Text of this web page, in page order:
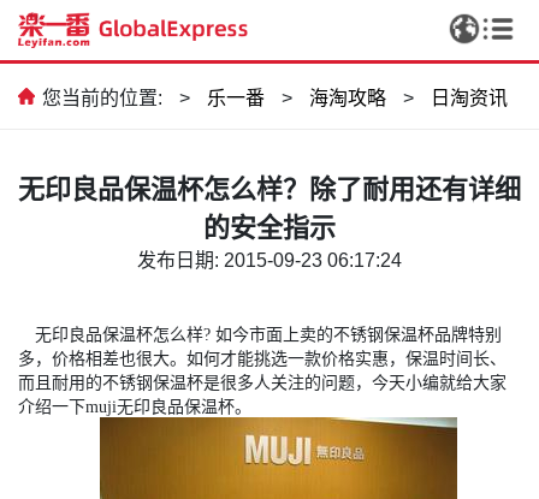
您当前的位置: > 乐一番 > 海淘攻略 > 日淘资讯
无印良品保温杯怎么样？除了耐用还有详细
的安全指示
发布日期: 2015-09-23 06:17:24
无印良品保温杯怎么样? 如今市面上卖的不锈钢保温杯品牌特别
多，价格相差也很大。如何才能挑选一款价格实惠，保温时间长、
而且耐用的不锈钢保温杯是很多人关注的问题，今天小编就给大家
介绍一下muji无印良品保温杯。